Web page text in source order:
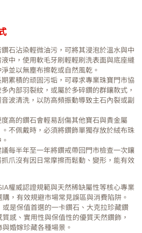
鑽石沾染輕微油污，可將其浸泡於溫水與中
中，使用軟毛牙刷輕輕刷洗表面與底座縫
並以無塵布擦乾或自然風乾。
期累積的顽固污垢，可尋求專業珠寶門市協
內部羽裂紋，或屬於多碎鑽的群鑲款式，
波清洗，以防高頻振動導致主石內裂或副
高的鑽石會輕易刮傷其他寶石與貴金屬
。不佩戴時，必須將鑽飾單獨存放於絨布珠
議每半年至一年將鑽戒帶回門市檢查一次鑲
爪沒有因日常摩擦而鬆動、變形，能有效
權威認證規範與天然稀缺屬性等核心專業
，有效規避市場常見誤區與消費陷阱。
是保值首選的一卡鑽石、大克拉珍藏鑽
感、實用性與保值性的優質天然鑽飾，
婚嫁珍藏各種場景。